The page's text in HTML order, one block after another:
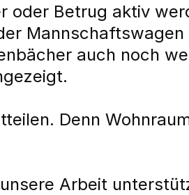
Betrug aktiv
auch noch
Denn
Arbeit